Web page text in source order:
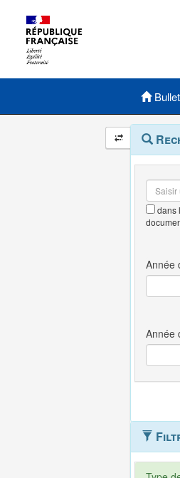
Menu principal
et
outils
Menu
dans